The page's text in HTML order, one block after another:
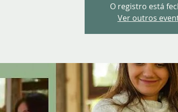
O registro está
Ver outros